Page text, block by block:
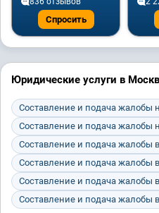
Спросить
Юридические услуги в
Составление и подача жалобы
Составление и подача жалобы
Составление и подача жалобы
Составление и подача жалобы
Составление и подача жалобы
Составление и подача жалобы